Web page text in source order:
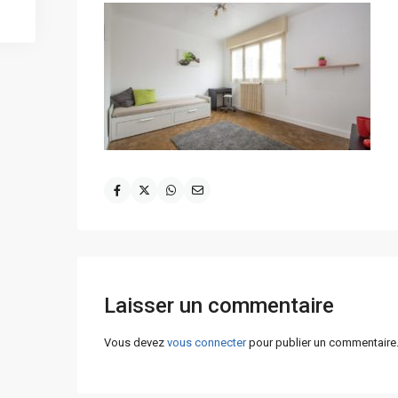
Laisser un commentaire
Vous devez vous connecterpour publier un commentaire.